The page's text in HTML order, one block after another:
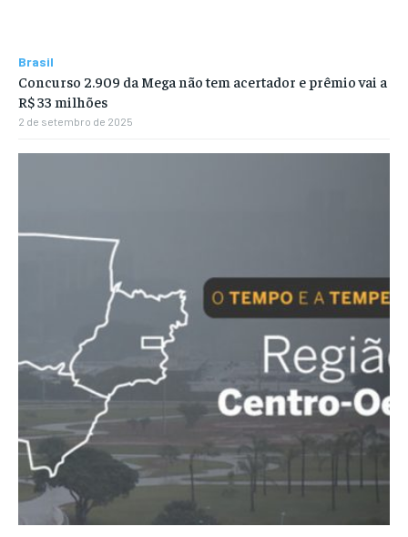
Brasil
Concurso 2.909 da Mega não tem acertador e prêmio vai a
R$ 33 milhões
2 de setembro de 2025